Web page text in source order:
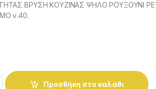
ΒΡΥΣΗ ΚΟΥΖΙΝΑΣ ΨΗΛΟ ΡΟΥΞΟΥΝΙ
ν.40.
ΚΟΥΖΙΝΑΣ ΠΟΛΩΝΙΑΣ. quantity
Προσθήκη στο καλάθι